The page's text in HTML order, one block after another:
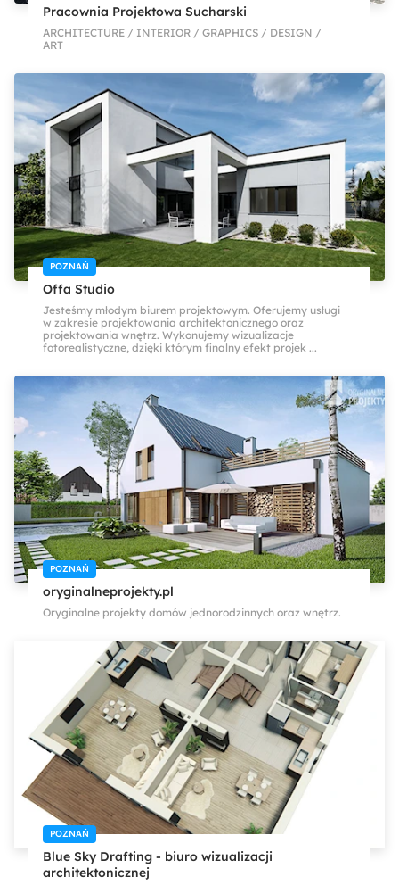
Pracownia Projektowa Sucharski
ARCHITECTURE / INTERIOR / GRAPHICS / DESIGN /
ART
POZNAŃ
Offa Studio
Jesteśmy młodym biurem projektowym. Oferujemy usługi
w zakresie projektowania architektonicznego oraz
projektowania wnętrz. Wykonujemy wizualizacje
fotorealistyczne, dzięki którym finalny efekt projek ...
POZNAŃ
oryginalneprojekty.pl
Oryginalne projekty domów jednorodzinnych oraz wnętrz.
POZNAŃ
Blue Sky Drafting - biuro wizualizacji
architektonicznej